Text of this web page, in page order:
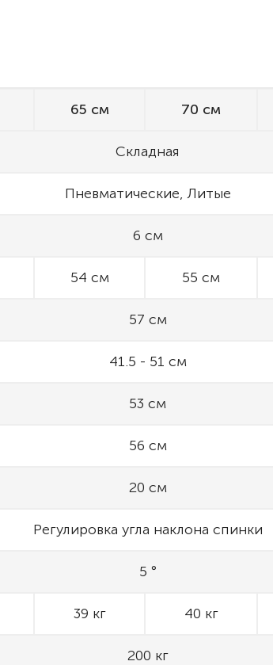
65 см 70 см
Складная
Пневматические, Литые
6 см
54 см 55 см
57 см
41.5 - 51 см
53 см
56 см
20 см
Регулировка угла наклона спинки
5 °
39 кг 40 кг
200 кг